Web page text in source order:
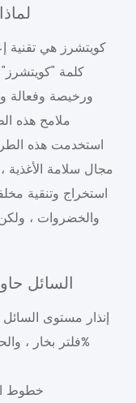
كويتشرز هي تقنية
كلمة
ورخيصة وفعالة
ملامح هذه
استخدمت هذه
مجال سلامة
استخراج وتنقية
والخضروات ،
السائل
إنذار مستوى
فلتر بخار ، والحد من تطاير المذيبات 99%
خطوط